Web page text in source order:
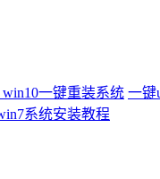
win10一键重装系统 一键
系统安装教程